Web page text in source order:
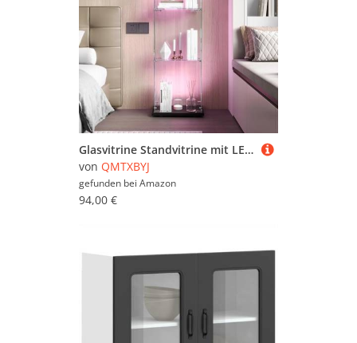
Glasvitrine Standvitrine mit LED-Klopflicht, 124x40x35 cm, 3 Lagen Glas Holz Vitrine mit 1 Türen und Schloss, Sammlervitrine Vitrinenschrank aus Gehärtetes Glas, Glasvitrine Stehend für Wohnzimmer
von QMTXBYJ
gefunden bei Amazon
94,00 €